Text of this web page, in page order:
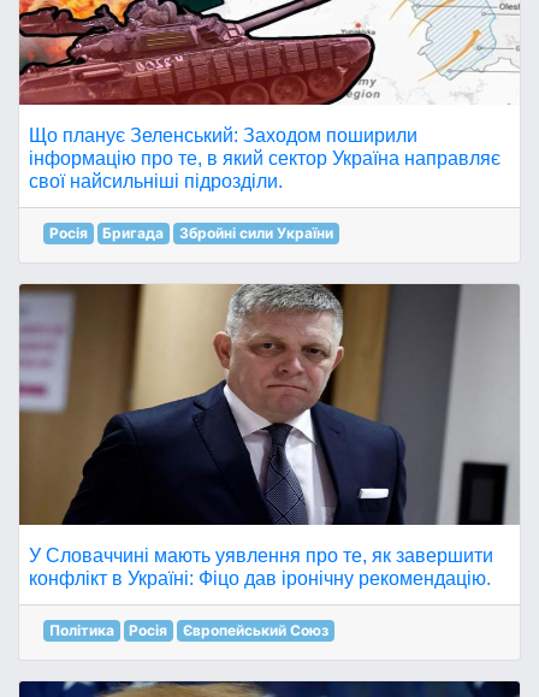
Що планує Зеленський: Заходом поширили
інформацію про те, в який сектор Україна направляє
свої найсильніші підрозділи.
Росія Бригада Збройні сили України
У Словаччині мають уявлення про те, як завершити
конфлікт в Україні: Фіцо дав іронічну рекомендацію.
Політика Росія Європейський Союз